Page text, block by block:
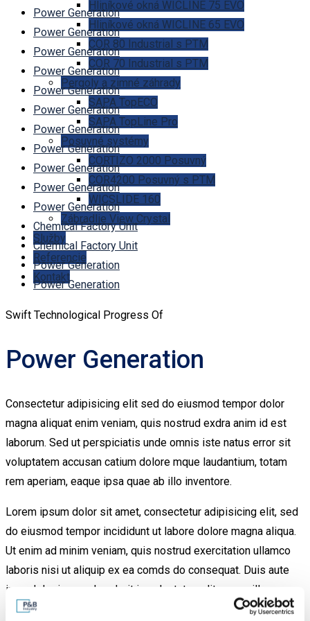
Hliníkové okná WICLINE 75 EVO
Hliníkové okná WICLINE 65 EVO
COR 80 Industrial s PTM
COR 70 Industrial s PTM
Pergoly a zimné záhrady
SAPA TopECO
SAPA TopLine Pro
Posuvné systémy
CORTIZO 2000 Posuvný
COR4200 Posuvný s PTM
WICSLIDE 160
Zábradlie View Crystal
Služby
Referencie
Kontakt
Power Generation
Power Generation
Power Generation
Power Generation
Power Generation
Power Generation
Power Generation
Power Generation
Power Generation
Power Generation
Power Generation
Chemical Factory Unit
Chemical Factory Unit
Power Generation
Power Generation
Swift Technological Progress Of
Power Generation
Consectetur adipisicing elit sed do eiusmod tempor dolor
magna aliquat enim veniam, quis nostrud exdra anim id est
laborum. Sed ut perspiciatis unde omnis iste natus error sit
voluptatem accusan catium dolore mque laudantium, totam
rem aperiam, eaque ipsa quae ab illo inventore.
Lorem ipsum dolor sit amet, consectetur adipisicing elit, sed
do eiusmod tempor incididunt ut labore dolore magna aliqua.
Ut enim ad minim veniam, quis nostrud exercitation ullamco
laboris nisi ut aliquip ex ea comds do consequat. Duis aute
irure dolor in reprehenderit in voluptate velit esse cillum
dolore eu fugiat nulla paria tur. Excepteur sint occaecat